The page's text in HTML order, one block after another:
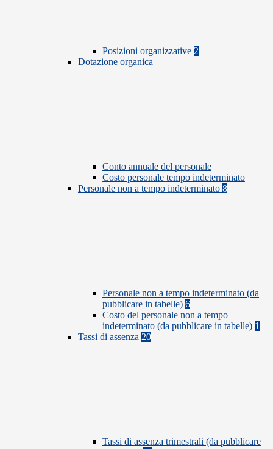
Posizioni organizzative 2
Dotazione organica
Conto annuale del personale
Costo personale tempo indeterminato
Personale non a tempo indeterminato 8
Personale non a tempo indeterminato (da
pubblicare in tabelle) 6
Costo del personale non a tempo
indeterminato (da pubblicare in tabelle) 1
Tassi di assenza 20
Tassi di assenza trimestrali (da pubblicare